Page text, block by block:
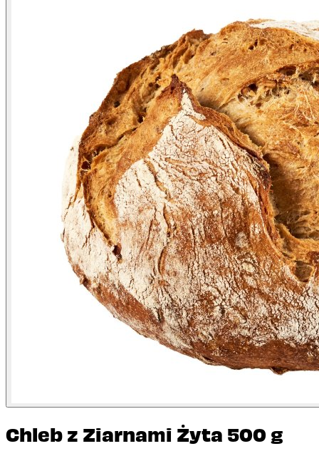
Chleb z Ziarnami Żyta 500 g